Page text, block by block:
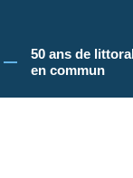
navigation sur le site
50 ans de
en commun​